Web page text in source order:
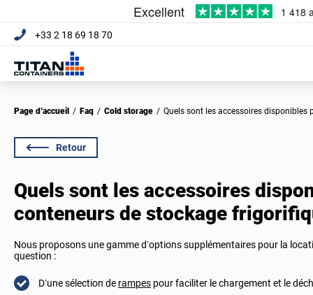
+33 2 18 69 18 70
Page d’accueil / Faq / Cold storage / Quels sont les accessoires
Retour
Quels sont les accessoires
conteneurs de stockage
Nous proposons une gamme d’options supplémentaires pour la
question :
D’une sélection de rampes pour faciliter le chargement et le